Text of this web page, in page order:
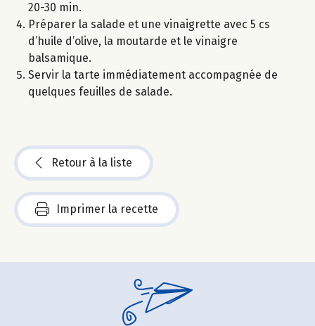
20-30 min.
Préparer la salade et une vinaigrette avec 5 cs
d’huile d’olive, la moutarde et le vinaigre
balsamique.
Servir la tarte immédiatement accompagnée de
quelques feuilles de salade.
Retour à la liste
Imprimer la recette